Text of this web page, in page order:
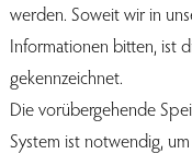
werden. Soweit wir in
Informationen bitten, ist
gekennzeichnet.
Die vorübergehende
System ist notwendig,